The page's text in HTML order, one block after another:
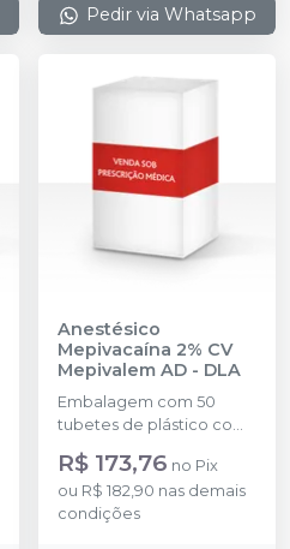
Pedir via Whatsapp
Anestésico
Mepivacaína 2% CV
Mepivalem AD - DLA
Embalagem com 50
tubetes de plástico com
1,8ml cada. Cloridrato de
Mepivacaína com
Epinefrina. *Venda sujeita
à aprovação sob análise.
R$ 173,76 no Pix
ou R$ 182,90 nas demais
condições